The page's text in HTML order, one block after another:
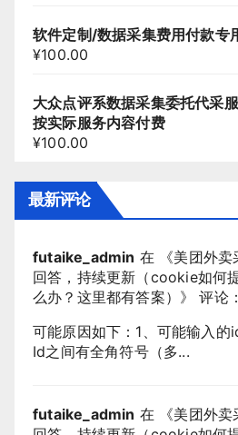
软件定制/数据采集费用付款专
¥100.00
大众点评系数据采集委托代采
按实际服务内容付费
¥100.00
最新评论
futaike_admin 在 《美团外卖
回答，持续更新（cookie如何
么办？这里都有答案） 》 评论：
可能原因如下：1、可能输入的
Id之间有全角符号（多...
futaike_admin 在 《美团外卖